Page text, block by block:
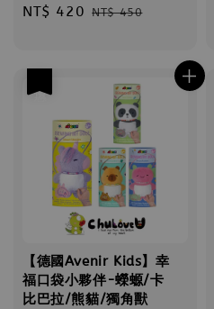
Sale
NT$ 420 Regular
NT$ 450
【德國Avenir Kids】幸
福口袋小夥伴-蠑螈/卡
比巴拉/熊貓/獨角獸